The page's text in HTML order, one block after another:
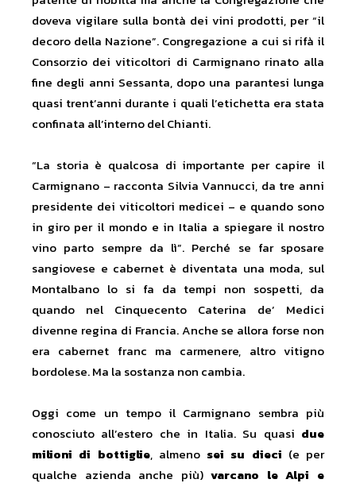
doveva vigilare sulla bontà dei vini prodotti, per “il
decoro della Nazione”. Congregazione a cui si rifà il
Consorzio dei viticoltori di Carmignano rinato alla
fine degli anni Sessanta, dopo una parantesi lunga
quasi trent’anni durante i quali l’etichetta era stata
confinata all’interno del Chianti.
“La storia è qualcosa di importante per capire il
Carmignano – racconta Silvia Vannucci, da tre anni
presidente dei viticoltori medicei – e quando sono
in giro per il mondo e in Italia a spiegare il nostro
vino parto sempre da lì”. Perché se far sposare
sangiovese e cabernet è diventata una moda, sul
Montalbano lo si fa da tempi non sospetti, da
quando nel Cinquecento Caterina de’ Medici
divenne regina di Francia. Anche se allora forse non
era cabernet franc ma carmenere, altro vitigno
bordolese. Ma la sostanza non cambia.
Oggi come un tempo il Carmignano sembra più
conosciuto all’estero che in Italia. Su quasi due
milioni di bottiglie, almeno sei su dieci (e per
qualche azienda anche più)varcano le Alpi e